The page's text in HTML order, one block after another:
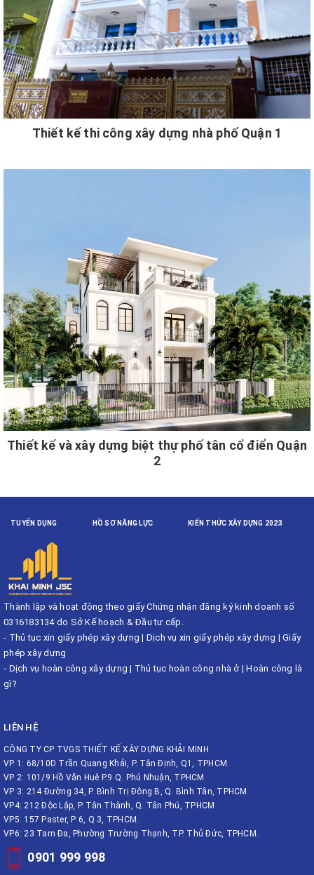
Thiết kế thi công xây dựng nhà phố Quận 1
Thiết kế và xây dựng biệt thự phố tân cổ điển Quận
2
TUYỂN DỤNG HỒ SƠ NĂNG LỰC KIẾN THỨC XÂY DỰNG 2023
Thành lập và hoạt động theo giấy Chứng nhận đăng ký kinh doanh số
0316183134 do Sở Kế hoạch & Đầu tư cấp.
- Thủ tục xin giấy phép xây dựng | Dịch vụ xin giấy phép xây dựng | Giấy
phép xây dựng
- Dịch vụ hoàn công xây dựng | Thủ tục hoàn công nhà ở |Hoàn công là
gì?
LIÊN HỆ
CÔNG TY CP TVGS THIẾT KẾ XÂY DỰNG KHẢI MINH
VP 1: 68/10D Trần Quang Khải, P. Tân Định, Q1, TPHCM.
VP 2: 101/9 Hồ Văn Huê P.9 Q. Phú Nhuận, TPHCM
VP 3: 214 Đường 34, P. Bình Trị Đông B, Q. Bình Tân, TPHCM
VP4: 212 Độc Lập, P. Tân Thành, Q. Tân Phú, TPHCM
VP5: 157 Paster, P 6, Q 3, TPHCM.
VP6: 23 Tam Đa, Phường Trường Thạnh, TP. Thủ Đức, TPHCM.
0901 999 998